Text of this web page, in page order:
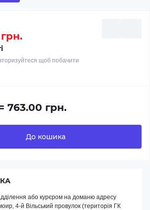
щоб побачити
763.00 грн.
До кошика
або курєром на доманю адресу
4-й Вільський провулок (територія ГК